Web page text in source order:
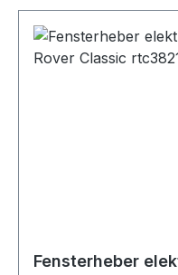
Fensterheber